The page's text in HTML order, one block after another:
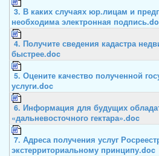
3. В каких случаях юр.лицам и
необходима электронная
4. Получите сведения кадастра
быстрее.doc
5. Оцените качество полученной
услуги.doc
6. Информация для будущих
«дальневосточного гектара».doc
7. Адреса получения услуг
экстерриториальному принципу.doc